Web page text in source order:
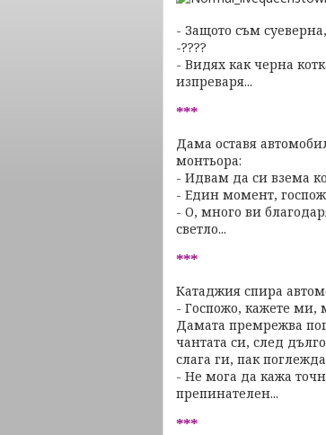
- Защото съм
-????
- Видях как черна
изпреваря...
***
Дама оставя
монтьора:
- Идвам да си взема
- Един момент,
- О, много ви
светло...
***
Катаджия спира
- Госпожо, кажете ми,
Дамата премрежва
чантата си, след
слага ги, пак
- Не мога да кажа
препинателен...
***